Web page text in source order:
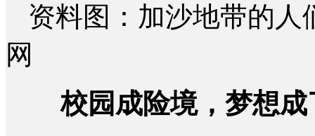
资料图：加沙地带的
网
校园成险境，梦想成